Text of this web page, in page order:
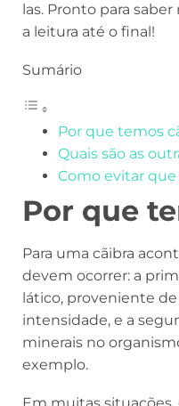
las. Pronto para
a leitura até o final!
Sumário
Por que temos
Quais são as
Como evitar que
Por que
Para uma cãibra
devem ocorrer: a
lático, proveniente
intensidade, e a
minerais no
exemplo.